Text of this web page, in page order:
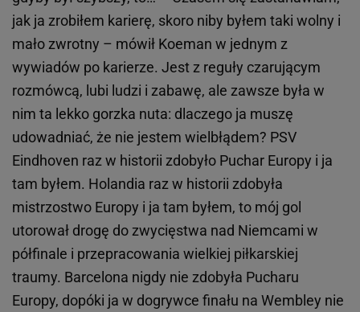
jak ja zrobiłem karierę, skoro niby byłem taki wolny i
mało zwrotny – mówił Koeman w jednym z
wywiadów po karierze. Jest z reguły czarującym
rozmówcą, lubi ludzi i zabawę, ale zawsze była w
nim ta lekko gorzka nuta: dlaczego ja muszę
udowadniać, że nie jestem wielbłądem? PSV
Eindhoven raz w historii zdobyło Puchar Europy i ja
tam byłem. Holandia raz w historii zdobyła
mistrzostwo Europy i ja tam byłem, to mój gol
utorował drogę do zwycięstwa nad Niemcami w
półfinale i przepracowania wielkiej piłkarskiej
traumy. Barcelona nigdy nie zdobyła Pucharu
Europy, dopóki ja w dogrywce finału na Wembley nie